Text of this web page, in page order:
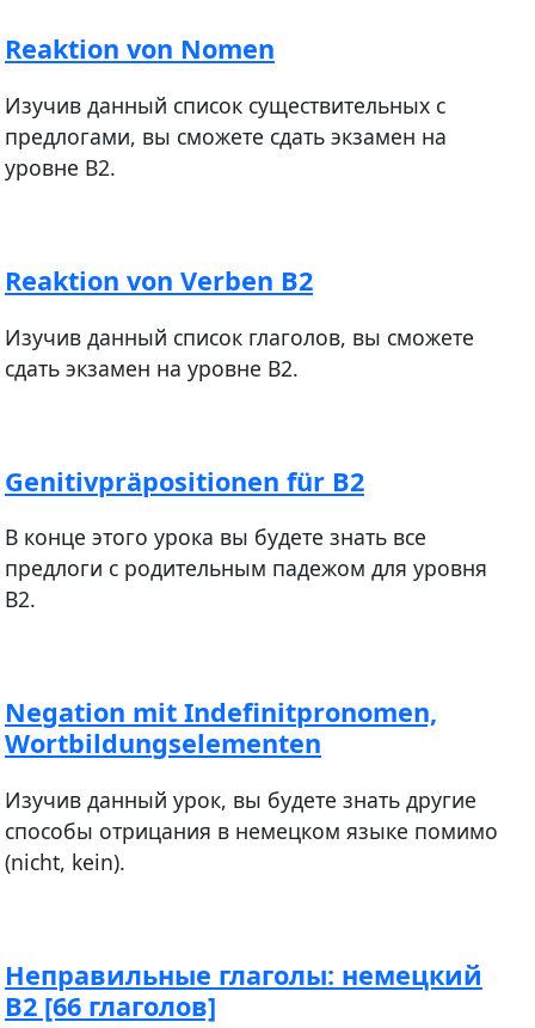
Reaktion von Nomen
Изучив данный список существительных с
предлогами, вы сможете сдать экзамен на
уровне В2.
Reaktion von Verben B2
Изучив данный список глаголов, вы сможете
сдать экзамен на уровне В2.
Genitivpräpositionen für B2
В конце этого урока вы будете знать все
предлоги с родительным падежом для уровня
В2.
Negation mit Indefinitpronomen,
Wortbildungselementen
Изучив данный урок, вы будете знать другие
способы отрицания в немецком языке помимо
(nicht, kein).
Неправильные глаголы: немецкий
В2 [66 глаголов]